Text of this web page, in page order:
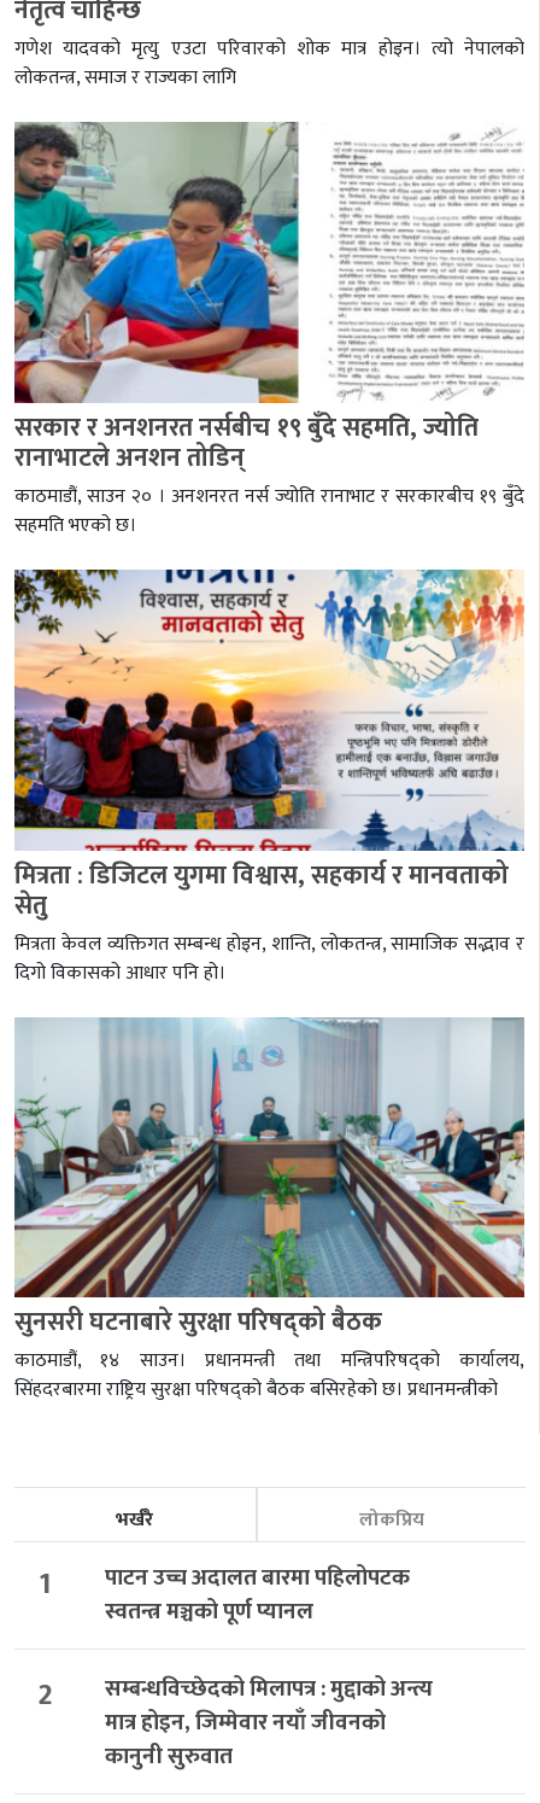
नेतृत्व चाहिन्छ
गणेश यादवको मृत्यु एउटा परिवारको शोक मात्र होइन। त्यो नेपालको
लोकतन्त्र, समाज र राज्यका लागि
सरकार र अनशनरत नर्सबीच १९ बुँदे सहमति, ज्योति
रानाभाटले अनशन तोडिन्
काठमाडौं, साउन २० । अनशनरत नर्स ज्योति रानाभाट र सरकारबीच १९ बुँदे
सहमति भएको छ।
मित्रता : डिजिटल युगमा विश्वास, सहकार्य र मानवताको
सेतु
मित्रता केवल व्यक्तिगत सम्बन्ध होइन, शान्ति, लोकतन्त्र, सामाजिक सद्भाव र
दिगो विकासको आधार पनि हो।
सुनसरी घटनाबारे सुरक्षा परिषद्को बैठक
काठमाडौं, १४ साउन। प्रधानमन्त्री तथा मन्त्रिपरिषद्को कार्यालय,
सिंहदरबारमा राष्ट्रिय सुरक्षा परिषद्को बैठक बसिरहेको छ। प्रधानमन्त्रीको
भर्खरै लोकप्रिय
1
पाटन उच्च अदालत बारमा पहिलोपटक
स्वतन्त्र मञ्चको पूर्ण प्यानल
2
सम्बन्धविच्छेदको मिलापत्र : मुद्दाको अन्त्य
मात्र होइन, जिम्मेवार नयाँ जीवनको
कानुनी सुरुवात